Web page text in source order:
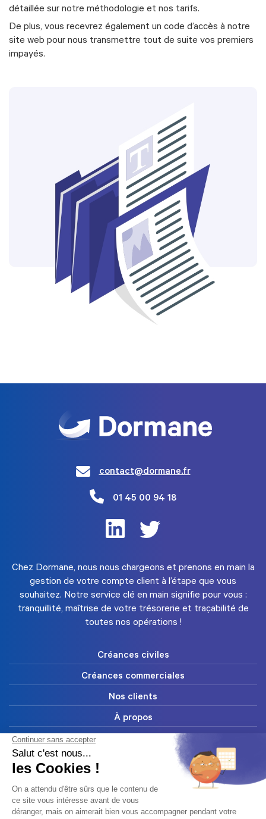
détaillée sur notre méthodologie et nos tarifs.
De plus, vous recevrez également un code d’accès à notre
site web pour nous transmettre tout de suite vos premiers
impayés.
contact@dormane.fr
01 45 00 94 18
Chez Dormane, nous nous chargeons et prenons en main la
gestion de votre compte client à l’étape que vous
souhaitez. Notre service clé en main signifie pour vous :
tranquillité, maîtrise de votre trésorerie et traçabilité de
toutes nos opérations !
Créances civiles
Créances commerciales
Nos clients
À propos
Contact